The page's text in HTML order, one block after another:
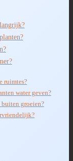
ruimtes?
water geven?
groeien?